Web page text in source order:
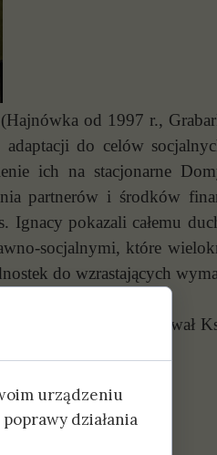
od 1997 r.,
do celów
ich na stacjonarne
partnerów i środków
pokazali całemu
socjalnymi, które
do wzrastających
gorąco podziękował
i podziękowania.
urządzeniu
działania